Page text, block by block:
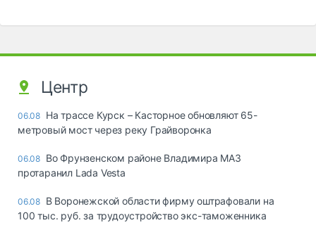
Центр
06.08 На трассе Курск – Касторное обновляют 65-
метровый мост через реку Грайворонка
06.08 Во Фрунзенском районе Владимира МАЗ
протаранил Lada Vesta
06.08 В Воронежской области фирму оштрафовали на
100 тыс. руб. за трудоустройство экс-таможенника